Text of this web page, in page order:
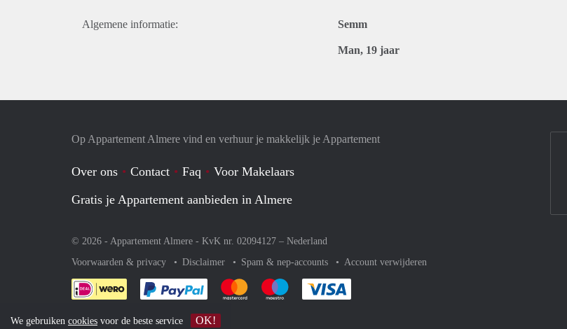
Algemene informatie: Semm
Man, 19 jaar
Op Appartement Almere vind en verhuur je makkelijk je Appartement
Over ons Contact Faq
Voor Makelaars
Gratis je Appartement aanbieden in Almere
© 2026 - Appartement Almere - KvK nr. 02094127 – Nederland
Voorwaarden & privacy
Disclaimer Spam & nep-accounts Account verwijderen
Je rekent gemakkelijk af met Paypal
Je rekent gemakkelijk af met Mastercard
Je rekent gemakkelijk af met Meastro
We gebruiken cookies voor de beste service OK!